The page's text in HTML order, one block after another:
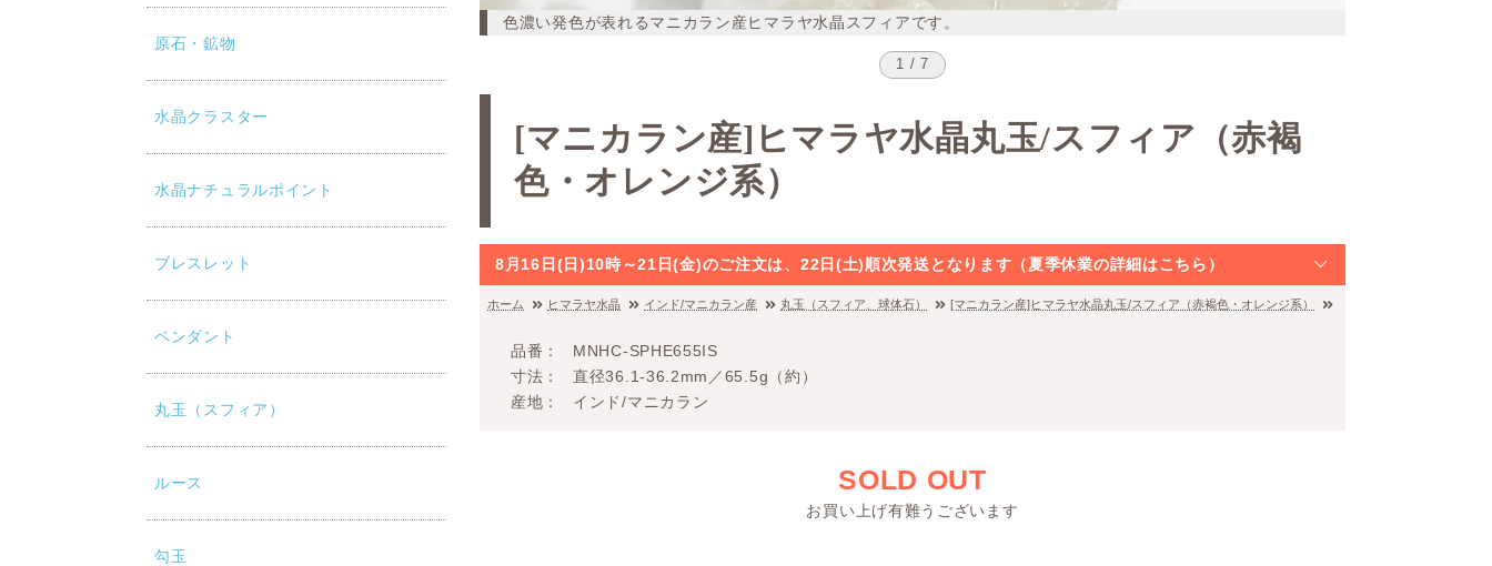
原石・鉱物
水晶クラスター
水晶ナチュラルポイント
ブレスレット
ペンダント
丸玉（スフィア）
ルース
勾玉
色濃い発色が表れるマニカラン産ヒマラヤ水晶スフィアです。
1 / 7
[マニカラン産]ヒマラヤ水晶丸玉/スフィア（赤褐
色・オレンジ系）
8月16日(日)10時～21日(金)のご注文は、22日(土)順次発送となります（夏季休業の詳細はこちら）
ホーム ヒマラヤ水晶 インド/マニカラン産 丸玉（スフィア、球体石） [マニカラン産]ヒマラヤ水晶丸玉/スフィア（赤褐色・オレンジ系）
品番
MNHC-SPHE655IS
寸法
直径36.1-36.2mm／65.5g（約）
産地
インド/マニカラン
SOLD OUT
お買い上げ有難うございます